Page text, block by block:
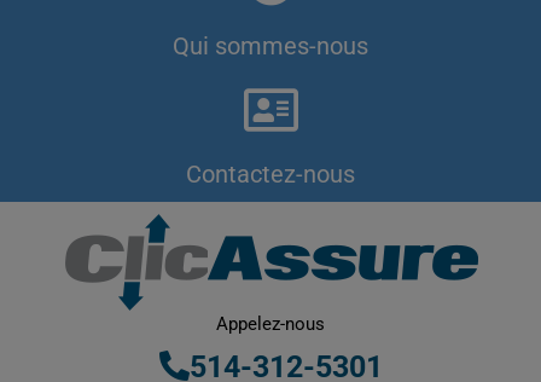
Qui sommes-nous
Contactez-nous
Appelez-nous
514-312-5301